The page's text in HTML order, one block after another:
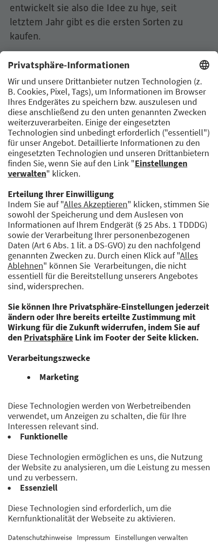
entwickelt sie also die Idee zu hye, seit
letztem Jahr gibt es die ersten Sorten zu
kaufen.
Als Co-Founderin übernimmt Cathy wichtige
Rollen innerhalb des hye-Teams und ist unter
anderem für die leckeren Sorten
verantwortlich. So ist sie immer auf der Suche
nach den besten Geschmäckern und tüftelt
momentan auch schon an neuen Sorten und
Special Editions.
Andre Klan
Andre Klan hat selbst bereits viel Start-up
Erfahrung. Er war Head of Finance bei dem
Augsburger Start-up Little Lunch, seit dem
erfolgreichen Exit 2021 ist er als Head of
Finance and Controlling bei dem Software
Start-up Xentral tätig. Außerdem ist er seit
September 2021 Gründer und CEO von hye.
Foto: Adrian Beck PHOTOGRAPHER ©
Veranstaltet von: